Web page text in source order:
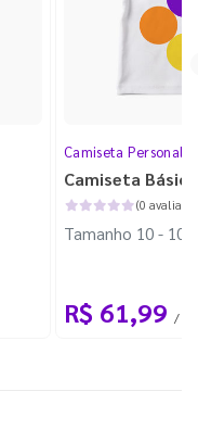
Camiseta
Camiseta
(0
Tamanho 10 -
R$ 61,99 / 1